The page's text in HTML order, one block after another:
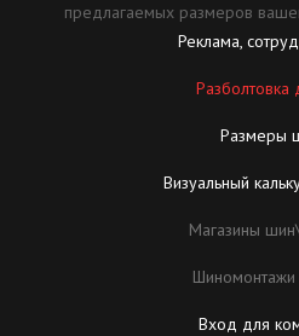
предлагаемых размеров
Реклама,
Разболтовка
Размеры
Визуальный
Магазины
Вход для